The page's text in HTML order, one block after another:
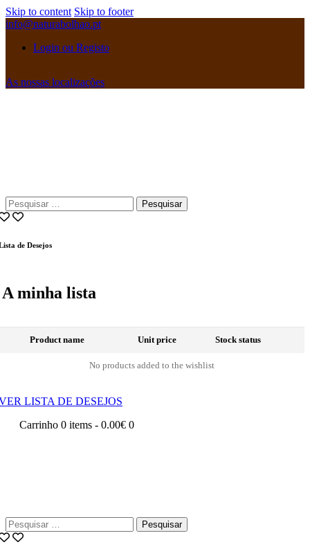
Skip to content Skip to footer
info@naturabolhao.pt
Login ou Registo
As nossas localizações
Pesquisar
por:
de Desejos
A minha lista
Product name Unit price Stock status
No products added to the wishlist
LISTA DE DESEJOS
Carrinho 0 items - 0.00€ 0
Pesquisar
por: